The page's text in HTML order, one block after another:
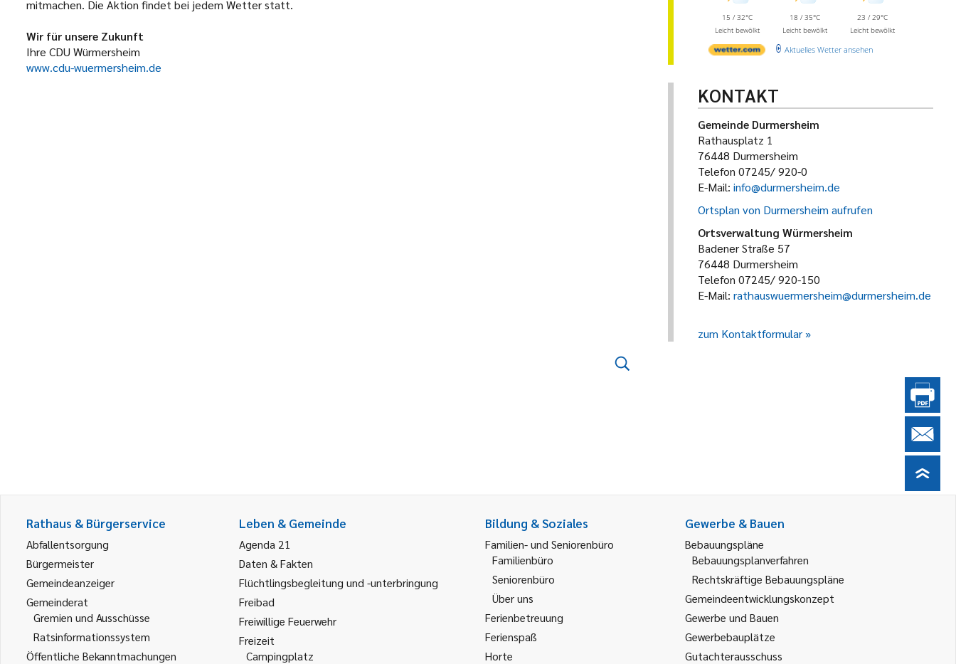
mitmachen. Die Aktion findet bei jedem Wetter statt.
Wir für unsere Zukunft
Ihre CDU Würmersheim
www.cdu-wuermersheim.de
15 / 32°C
Leicht bewölkt
18 / 35°C
Leicht bewölkt
23 / 29°C
Leicht bewölkt
Aktuelles Wetter ansehen
KONTAKT
Gemeinde Durmersheim
Rathausplatz 1
76448 Durmersheim
Telefon 07245/ 920-0
E-Mail: info@durmersheim.de
Ortsplan von Durmersheim aufrufen
Ortsverwaltung Würmersheim
Badener Straße 57
76448 Durmersheim
Telefon 07245/ 920-150
E-Mail: rathauswuermersheim@durmersheim.de
zum Kontaktformular
Rathaus & Bürgerservice
Abfallentsorgung
Bürgermeister
Gemeindeanzeiger
Gemeinderat
Gremien und Ausschüsse
Ratsinformationssystem
Öffentliche Bekanntmachungen
Leben & Gemeinde
Agenda 21
Daten & Fakten
Flüchtlingsbegleitung und -unterbringung
Freibad
Freiwillige Feuerwehr
Freizeit
Campingplatz
Bildung & Soziales
Familien- und Seniorenbüro
Familienbüro
Seniorenbüro
Über uns
Ferienbetreuung
Ferienspaß
Horte
Gewerbe & Bauen
Bebauungspläne
Bebauungsplanverfahren
Rechtskräftige Bebauungspläne
Gemeindeentwicklungskonzept
Gewerbe und Bauen
Gewerbebauplätze
Gutachterausschuss